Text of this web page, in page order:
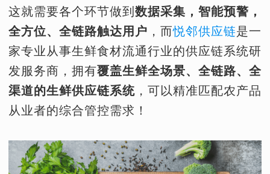
这就需要各个环节做到 数据采集，智能预警，
全方位、全链路触达用户 ，而悦邻供应链是一
家专业从事生鲜食材流通行业的供应链系统研
发服务商，拥有覆盖生鲜全场景、全链路、全
渠道的生鲜供应链系统 ，可以精准匹配农产品
从业者的综合管控需求！